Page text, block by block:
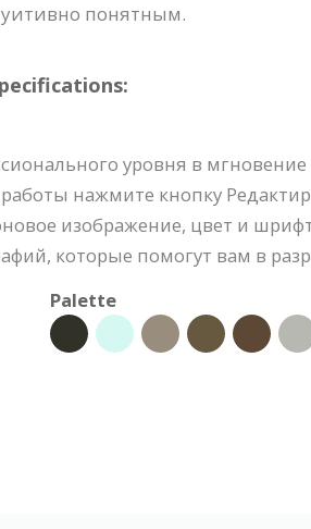
понятным.
уровня в
нажмите кнопку
изображение, цвет и
которые помогут вам в
Palette